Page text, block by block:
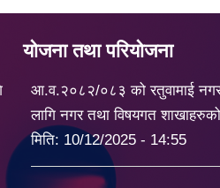
योजना तथा परियोजना
आ.व.२०८२/०८३ को रतुवामाई
लागि नगर तथा विषयगत
मिति: 10/12/2025 - 14:55